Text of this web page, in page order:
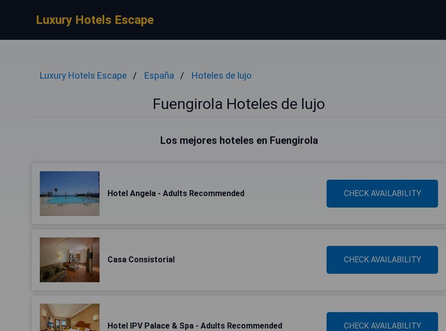
Luxury Hotels Escape
Luxury Hotels Escape España Hoteles de lujo
Fuengirola Hoteles de lujo
Los mejores hoteles en Fuengirola
Hotel Angela - Adults Recommended CHECK AVAILABILITY
Casa Consistorial CHECK AVAILABILITY
Hotel IPV Palace & Spa - Adults Recommended CHECK AVAILABILITY